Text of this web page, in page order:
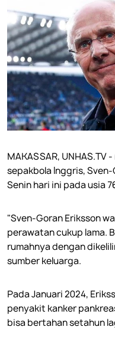
MAKASSAR,
sepakbola Inggris,
Senin hari ini pada usia
"Sven-Goran Eriksson
perawatan cukup lama.
rumahnya dengan
sumber keluarga.
Pada Januari 2024,
penyakit kanker
bisa bertahan setahun